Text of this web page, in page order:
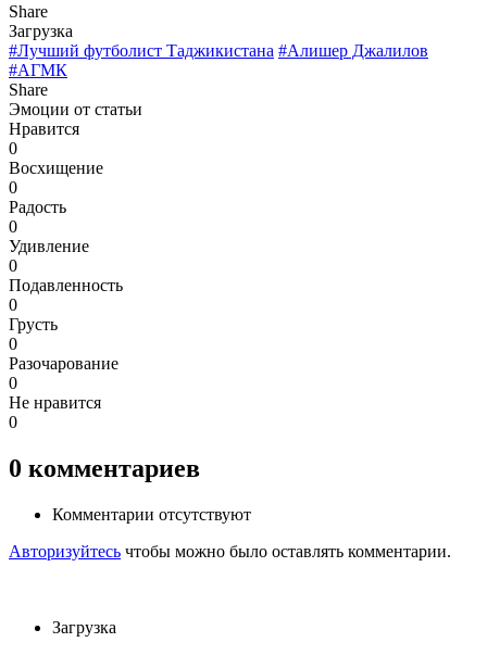
Share
Загрузка
#Лучший футболист Таджикистана #Алишер Джалилов
#АГМК
Share
Эмоции от статьи
Нравится
0
Восхищение
0
Радость
0
Удивление
0
Подавленность
0
Грусть
0
Разочарование
0
Не нравится
0
0 комментариев
Комментарии отсутствуют
Авторизуйтесь чтобы можно было оставлять комментарии.
Загрузка